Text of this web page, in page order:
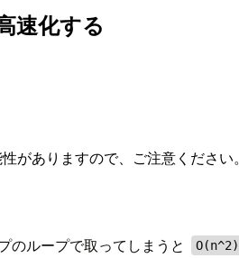
速化する
がありますので、ご注意ください。
のループで取ってしまうと O(n^2)